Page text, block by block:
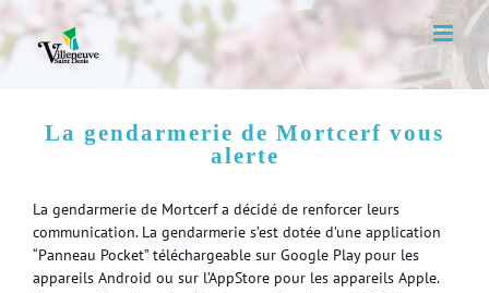
to
content
La gendarmerie de Mortcerf vous
alerte
La gendarmerie de Mortcerf a décidé de renforcer leurs
communication. La gendarmerie s’est dotée d’une application
“Panneau Pocket” téléchargeable sur Google Play pour les
appareils Android ou sur l’AppStore pour les appareils Apple.